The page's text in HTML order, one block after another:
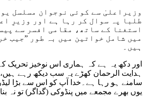
وزیراعلیٰ سے کوئی نوجوان مسلسل
طلبا پہ سوال کر رہا ہے اور وزیرِ
استغنا کے ساتھ، مقامی افسر سے
میں شامل خواتین میں بہ طور ”جیب
ہیں۔
اور دکھ یہ ہے کہ ہماری اس نوخیز تحریک کے
ہدایت الرحمان کھڑے یہ سب دیکھ رہے ہیں،
سامنے ہو رہا ہے۔خدا آپ کو اس سے بڑا لیڈر
یوں بھرے مجمعے میں پنڈوکی (گداگر) تو نہ